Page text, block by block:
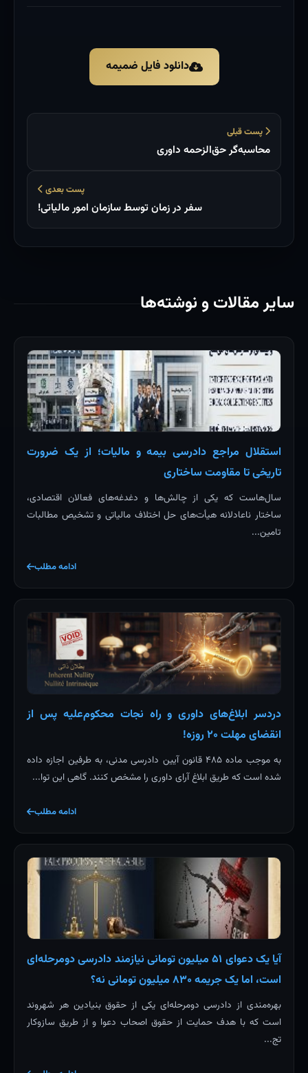
دانلود فایل ضمیمه
پست قبلی
محاسبه‌گر حق‌الزحمه داوری
پست بعدی
سفر در زمان توسط سازمان امور مالیاتی!
سایر مقالات و نوشته‌ها
استقلال مراجع دادرسی بیمه و مالیات؛ از یک ضرورت
تاریخی تا مقاومت ساختاری
سال‌هاست که یکی از چالش‌ها و دغدغه‌های فعالان اقتصادی،
ساختار ناعادلانه هیأت‌های حل اختلاف مالیاتی و تشخیص مطالبات
تامین...
ادامه مطلب
دردسر ابلاغ‌های داوری و راه نجات محکوم‌علیه پس از
انقضای مهلت ۲۰ روزه!
به موجب ماده ۴۸۵ قانون آیین دادرسی مدنی، به طرفین اجازه داده
شده است که طریق ابلاغ آرای داوری را مشخص کنند. گاهی این توا...
ادامه مطلب
آیا یک دعوای ۵۱ میلیون تومانی نیازمند دادرسی دومرحله‌ای
است، اما یک جریمه ۸۳۰ میلیون تومانی نه؟
بهره‌مندی از دادرسی دومرحله‌ای یکی از حقوق بنیادین هر شهروند
است که با هدف حمایت از حقوق اصحاب دعوا و از طریق سازوکار
تج...